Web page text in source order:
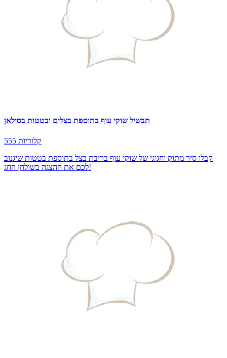
תבשיל שוקי עוף בתוספת בצלים ובטטות בסילאן
555 קלוריות
קבלו סיר מתוק וחגיגי של שוקי עוף בריבת בצל בתוספת בטטות שיגנוב
לכם את ההצגה בשולחן החג!